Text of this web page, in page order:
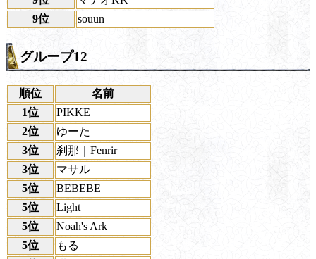
9位
souun
グループ12
順位
名前
1位
PIKKE
2位
ゆーた
3位
刹那｜Fenrir
3位
マサル
5位
BEBEBE
5位
Light
5位
Noah's Ark
5位
もる